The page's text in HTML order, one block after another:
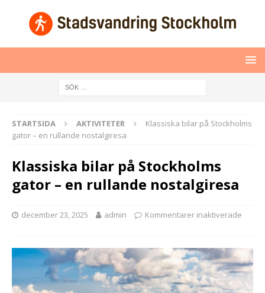
STARTSIDA AKTIVITETER
Klassiska bilar på Stockholms
gator – en rullande nostalgiresa
Klassiska bilar på Stockholms
gator – en rullande nostalgiresa
december 23, 2025 admin Kommentarer inaktiverade